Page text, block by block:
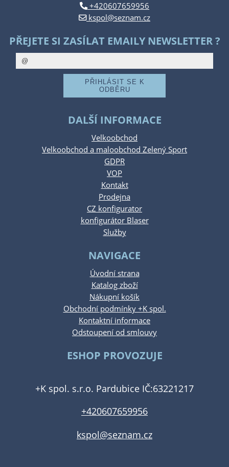
+420607659956
kspol@seznam.cz
PŘEJETE SI ZASÍLAT EMAILY NEWSLETTER ?
DALŠÍ INFORMACE
Velkoobchod
Velkoobchod a maloobchod Zelený Sport
GDPR
VOP
Kontakt
Prodejna
CZ konfigurator
konfigurátor Blaser
Služby
NAVIGACE
Úvodní strana
Katalog zboží
Nákupní košík
Obchodní podmínky +K spol.
Kontaktní informace
Odstoupení od smlouvy
ESHOP PROVOZUJE
+K spol. s.r.o. Pardubice IČ:63221217
+420607659956
kspol@seznam.cz